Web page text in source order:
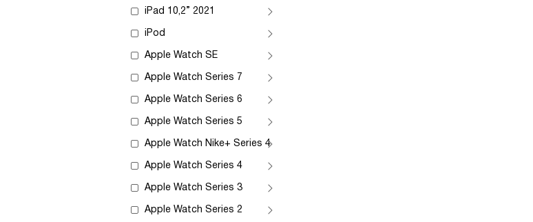
iPad 10,2” 2021
iPod
Apple Watch SE
Apple Watch Series 7
Apple Watch Series 6
Apple Watch Series 5
Apple Watch Nike+ Series 4
Apple Watch Series 4
Apple Watch Series 3
Apple Watch Series 2